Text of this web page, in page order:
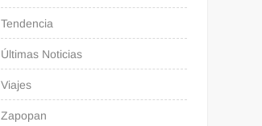
Tendencia
Últimas Noticias
Viajes
Zapopan